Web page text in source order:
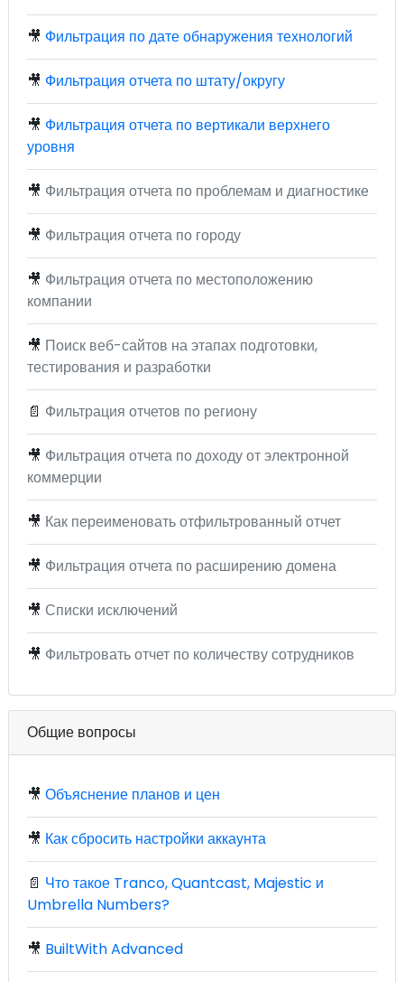
🎥 Фильтрация по дате обнаружения технологий
🎥 Фильтрация отчета по штату/округу
🎥 Фильтрация отчета по вертикали верхнего
уровня
🎥 Фильтрация отчета по проблемам и диагностике
🎥 Фильтрация отчета по городу
🎥 Фильтрация отчета по местоположению
компании
🎥 Поиск веб-сайтов на этапах подготовки,
тестирования и разработки
📄 Фильтрация отчетов по региону
🎥 Фильтрация отчета по доходу от электронной
коммерции
🎥 Как переименовать отфильтрованный отчет
🎥 Фильтрация отчета по расширению домена
🎥 Списки исключений
🎥 Фильтровать отчет по количеству сотрудников
Общие вопросы
🎥 Объяснение планов и цен
🎥 Как сбросить настройки аккаунта
📄 Что такое Tranco, Quantcast, Majestic и
Umbrella Numbers?
🎥 BuiltWith Advanced